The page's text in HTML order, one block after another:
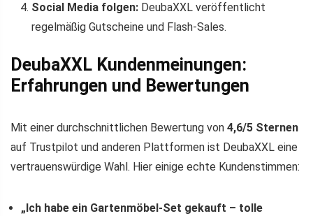
Social Media folgen: DeubaXXL veröffentlicht
regelmäßig Gutscheine und Flash-Sales.
DeubaXXL Kundenmeinungen:
Erfahrungen und Bewertungen
Mit einer durchschnittlichen Bewertung von 4,6/5 Sternen
auf Trustpilot und anderen Plattformen ist DeubaXXL eine
vertrauenswürdige Wahl. Hier einige echte Kundenstimmen:
„Ich habe ein Gartenmöbel-Set gekauft – tolle